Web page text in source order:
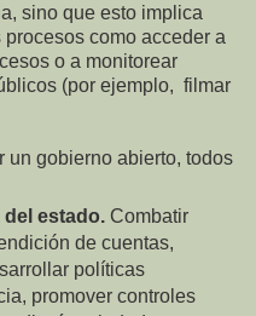
sino que esto implica
como acceder a
o a monitorear
(por ejemplo, filmar
un gobierno abierto, todos
del estado. Combatir
de cuentas,
políticas
promover controles